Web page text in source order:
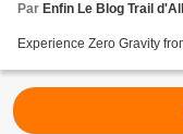
Par Enfin Le Blog Trail
Experience Zero Gravity